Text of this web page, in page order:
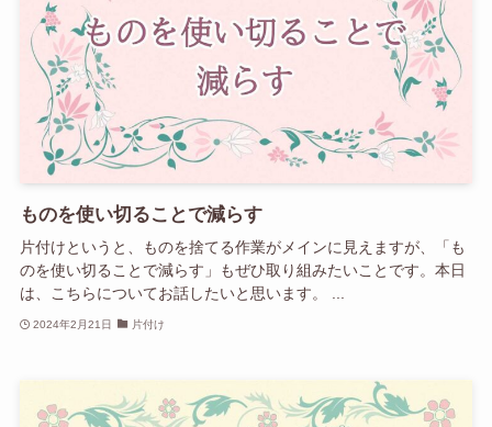
ものを使い切ることで減らす
片付けというと、ものを捨てる作業がメインに見えますが、「も
のを使い切ることで減らす」もぜひ取り組みたいことです。本日
は、こちらについてお話したいと思います。 ...
2024年2月21日 片付け